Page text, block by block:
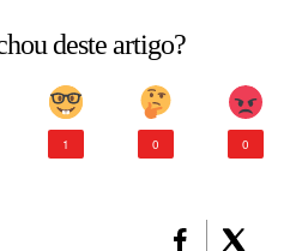
deste artigo?
1 0 0